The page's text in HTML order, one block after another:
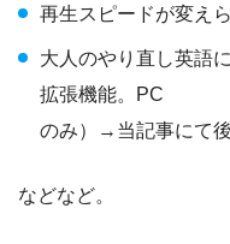
再生スピードが変え
大人のやり直し英語
拡張機能。PC
のみ）→当記事にて
などなど。